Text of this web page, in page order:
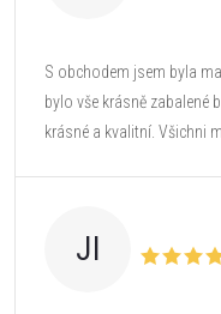
S obchodem jsem byla
bylo vše krásně zabalené
krásné a kvalitní. Všichni
JI